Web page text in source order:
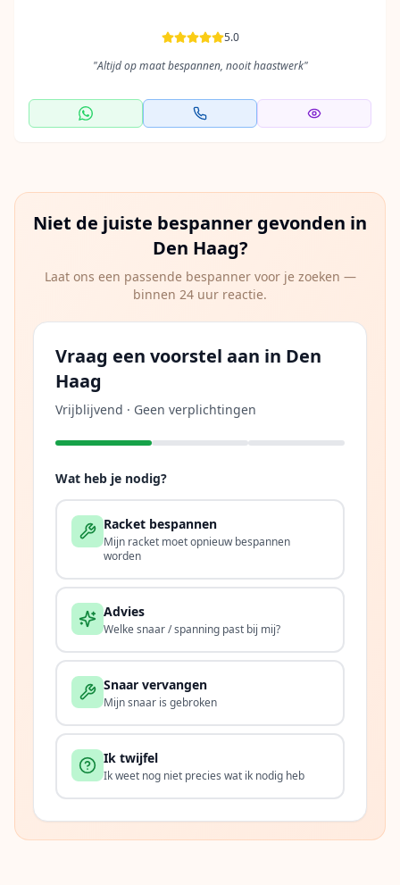
5.0
"Altijd op maat bespannen, nooit haastwerk"
Niet de juiste bespanner gevonden in
Den Haag?
Laat ons een passende bespanner voor je zoeken —
binnen 24 uur reactie.
Vraag een voorstel aan in Den
Haag
Vrijblijvend · Geen verplichtingen
Wat heb je nodig?
Racket bespannen
Mijn racket moet opnieuw bespannen
worden
Advies
Welke snaar / spanning past bij mij?
Snaar vervangen
Mijn snaar is gebroken
Ik twijfel
Ik weet nog niet precies wat ik nodig heb